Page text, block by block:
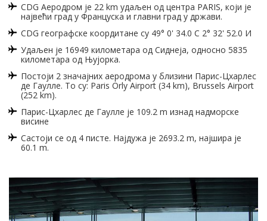
CDG Аеродром је 22 km удаљен од центра PARIS, који је
највећи град у Француска и главни град у држави.
CDG географске коордитане су 49° 0' 34.0 С 2° 32' 52.0 И
Удаљен је 16949 километара од Сиднеја, односно 5835
километара од Њујорка.
Постоји 2 значајних аеродрома у близини Парис-Цхарлес
де Гаулле. То су: Paris Orly Airport (34 km), Brussels Airport
(252 km).
Парис-Цхарлес де Гаулле је 109.2 m изнад надморске
висине
Састоји се од 4 писте. Најдужа је 2693.2 m, најшира је
60.1 m.